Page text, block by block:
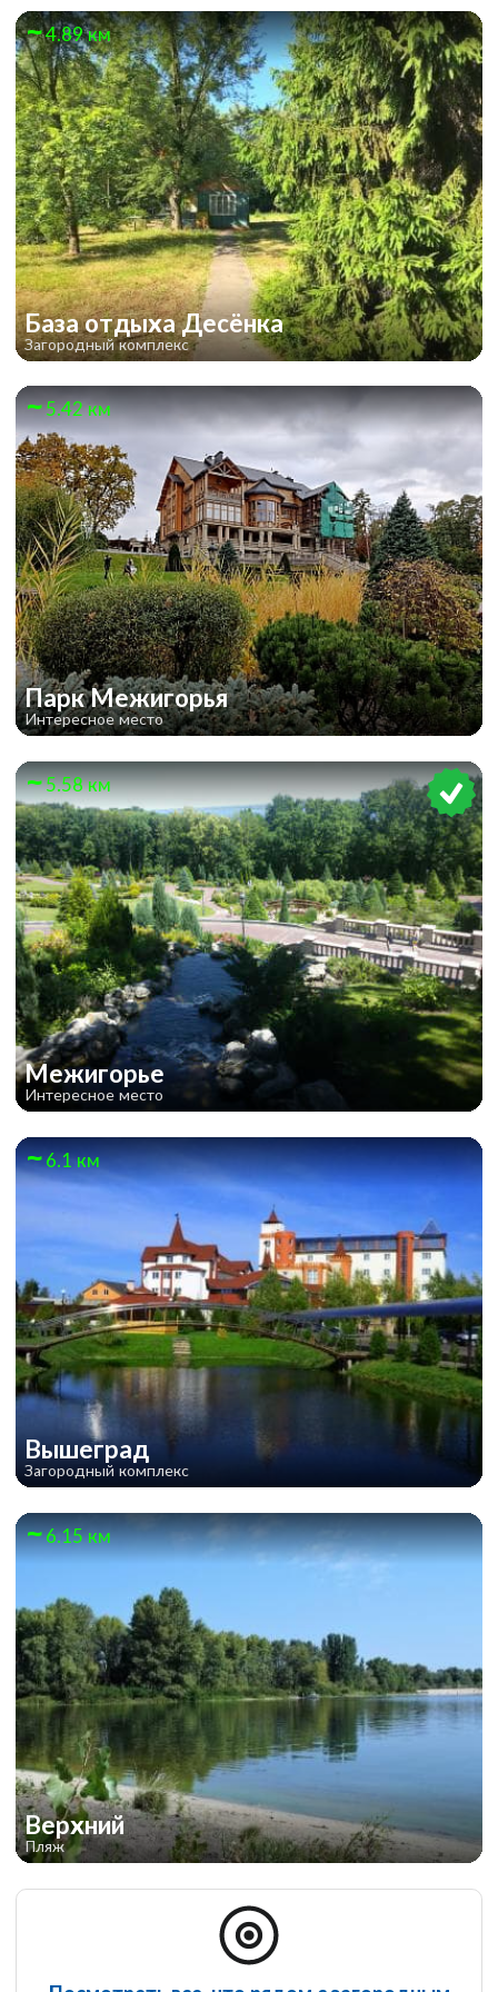
4.89 км
База отдыха Десёнка
Загородный комплекс
5.42 км
Парк Межигорья
Интересное место
5.58 км
Межигорье
Интересное место
6.1 км
Вышеград
Загородный комплекс
6.15 км
Верхний
Пляж